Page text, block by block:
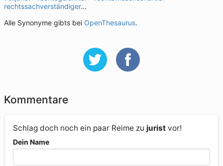
rechtssachverständiger...
Alle Synonyme gibts bei OpenThesaurus.
Kommentare
Schlag doch noch ein paar Reime zu jurist vor!
Dein Name